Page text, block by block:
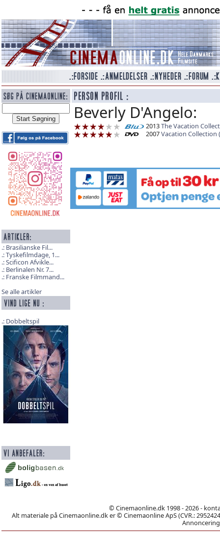
Brasilianske Fil...
Tyskefilmdage, 1...
Scificon Afvikle...
Berlinalen Nr. 7...
Franske Filmmand...
Se alle artikler
Dobbeltspil
Beverly D'Angelo:
2013The Vacation
2007Vacation Collection
© Cinemaonline.dk 1998 - 2026 -
Alt materiale på Cinemaonline.dk er © Cinemaonline ApS (CVR.: